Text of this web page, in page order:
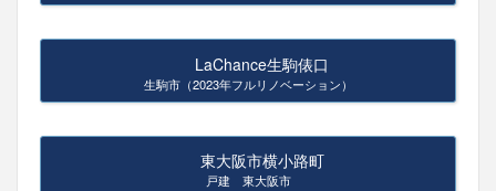
LaChance生駒俵口
生駒市（2023年フルリノベーション）
東大阪市横小路町
戸建 東大阪市